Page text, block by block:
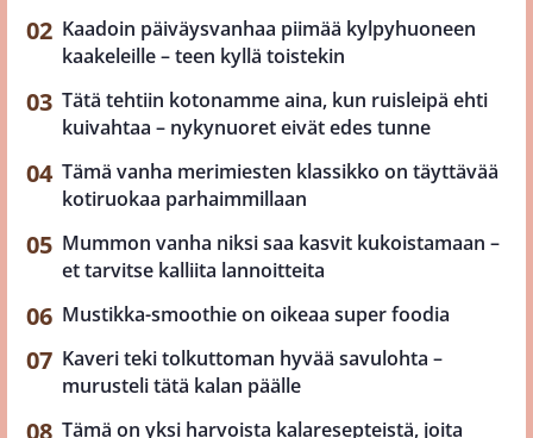
Kaadoin päiväysvanhaa piimää kylpyhuoneen
kaakeleille – teen kyllä toistekin
Tätä tehtiin kotonamme aina, kun ruisleipä ehti
kuivahtaa – nykynuoret eivät edes tunne
Tämä vanha merimiesten klassikko on täyttävää
kotiruokaa parhaimmillaan
Mummon vanha niksi saa kasvit kukoistamaan –
et tarvitse kalliita lannoitteita
Mustikka-smoothie on oikeaa super foodia
Kaveri teki tolkuttoman hyvää savulohta –
murusteli tätä kalan päälle
Tämä on yksi harvoista kalaresepteistä, joita